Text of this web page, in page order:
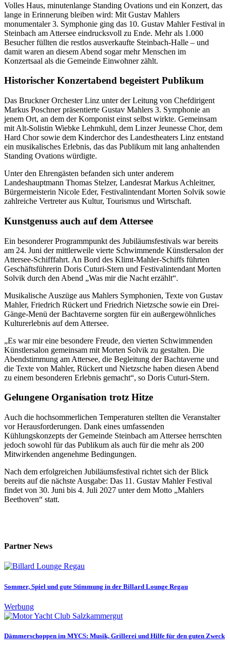
Volles Haus, minutenlange Standing Ovations und ein Konzert, das
lange in Erinnerung bleiben wird: Mit Gustav Mahlers
monumentaler 3. Symphonie ging das 10. Gustav Mahler Festival in
Steinbach am Attersee eindrucksvoll zu Ende. Mehr als 1.000
Besucher füllten die restlos ausverkaufte Steinbach-Halle – und
damit waren an diesem Abend sogar mehr Menschen im
Konzertsaal als die Gemeinde Einwohner zählt.
Historischer Konzertabend begeistert Publikum
Das Bruckner Orchester Linz unter der Leitung von Chefdirigent
Markus Poschner präsentierte Gustav Mahlers 3. Symphonie an
jenem Ort, an dem der Komponist einst selbst wirkte. Gemeinsam
mit Alt-Solistin Wiebke Lehmkuhl, dem Linzer Jeunesse Chor, dem
Hard Chor sowie dem Kinderchor des Landestheaters Linz entstand
ein musikalisches Erlebnis, das das Publikum mit lang anhaltenden
Standing Ovations würdigte.
Unter den Ehrengästen befanden sich unter anderem
Landeshauptmann Thomas Stelzer, Landesrat Markus Achleitner,
Bürgermeisterin Nicole Eder, Festivalintendant Morten Solvik sowie
zahlreiche Vertreter aus Kultur, Tourismus und Wirtschaft.
Kunstgenuss auch auf dem Attersee
Ein besonderer Programmpunkt des Jubiläumsfestivals war bereits
am 24. Juni der mittlerweile vierte Schwimmende Künstlersalon der
Attersee-Schifffahrt. An Bord des Klimt-Mahler-Schiffs führten
Geschäftsführerin Doris Cuturi-Stern und Festivalintendant Morten
Solvik durch den Abend „Was mir die Nacht erzählt“.
Musikalische Auszüge aus Mahlers Symphonien, Texte von Gustav
Mahler, Friedrich Rückert und Friedrich Nietzsche sowie ein Drei-
Gänge-Menü der Bachtaverne sorgten für ein außergewöhnliches
Kulturerlebnis auf dem Attersee.
„Es war mir eine besondere Freude, den vierten Schwimmenden
Künstlersalon gemeinsam mit Morten Solvik zu gestalten. Die
Abendstimmung am Attersee, die Begleitung der Bachtaverne und
die Texte von Mahler, Rückert und Nietzsche haben diesen Abend
zu einem besonderen Erlebnis gemacht“, so Doris Cuturi-Stern.
Gelungene Organisation trotz Hitze
Auch die hochsommerlichen Temperaturen stellten die Veranstalter
vor Herausforderungen. Dank eines umfassenden
Kühlungskonzepts der Gemeinde Steinbach am Attersee herrschten
jedoch sowohl für das Publikum als auch für die mehr als 200
Mitwirkenden angenehme Bedingungen.
Nach dem erfolgreichen Jubiläumsfestival richtet sich der Blick
bereits auf die nächste Ausgabe: Das 11. Gustav Mahler Festival
findet von 30. Juni bis 4. Juli 2027 unter dem Motto „Mahlers
Beethoven“ statt.
Partner News
Sommer, Spiel und gute Stimmung in der Billard Lounge Regau
Werbung
Dämmerschoppen im MYCS: Musik, Grillerei und Hilfe für den guten Zweck